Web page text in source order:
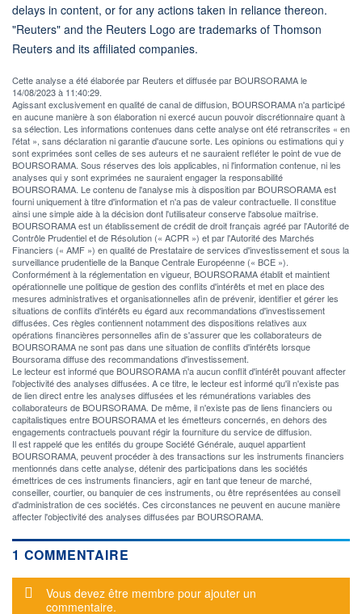
delays in content, or for any actions taken in reliance thereon.
"Reuters" and the Reuters Logo are trademarks of Thomson
Reuters and its affiliated companies.
Cette analyse a été élaborée par Reuters et diffusée par BOURSORAMA le
14/08/2023 à 11:40:29.
Agissant exclusivement en qualité de canal de diffusion, BOURSORAMA n'a participé
en aucune manière à son élaboration ni exercé aucun pouvoir discrétionnaire quant à
sa sélection. Les informations contenues dans cette analyse ont été retranscrites « en
l'état », sans déclaration ni garantie d'aucune sorte. Les opinions ou estimations qui y
sont exprimées sont celles de ses auteurs et ne sauraient refléter le point de vue de
BOURSORAMA. Sous réserves des lois applicables, ni l'information contenue, ni les
analyses qui y sont exprimées ne sauraient engager la responsabilité
BOURSORAMA. Le contenu de l'analyse mis à disposition par BOURSORAMA est
fourni uniquement à titre d'information et n'a pas de valeur contractuelle. Il constitue
ainsi une simple aide à la décision dont l'utilisateur conserve l'absolue maîtrise.
BOURSORAMA est un établissement de crédit de droit français agréé par l'Autorité de
Contrôle Prudentiel et de Résolution (« ACPR ») et par l'Autorité des Marchés
Financiers (« AMF ») en qualité de Prestataire de services d'investissement et sous la
surveillance prudentielle de la Banque Centrale Européenne (« BCE »).
Conformément à la réglementation en vigueur, BOURSORAMA établit et maintient
opérationnelle une politique de gestion des conflits d'intérêts et met en place des
mesures administratives et organisationnelles afin de prévenir, identifier et gérer les
situations de conflits d'intérêts eu égard aux recommandations d'investissement
diffusées. Ces règles contiennent notamment des dispositions relatives aux
opérations financières personnelles afin de s'assurer que les collaborateurs de
BOURSORAMA ne sont pas dans une situation de conflits d'intérêts lorsque
Boursorama diffuse des recommandations d'investissement.
Le lecteur est informé que BOURSORAMA n'a aucun conflit d'intérêt pouvant affecter
l'objectivité des analyses diffusées. A ce titre, le lecteur est informé qu'il n'existe pas
de lien direct entre les analyses diffusées et les rémunérations variables des
collaborateurs de BOURSORAMA. De même, il n'existe pas de liens financiers ou
capitalistiques entre BOURSORAMA et les émetteurs concernés, en dehors des
engagements contractuels pouvant régir la fourniture du service de diffusion.
Il est rappelé que les entités du groupe Société Générale, auquel appartient
BOURSORAMA, peuvent procéder à des transactions sur les instruments financiers
mentionnés dans cette analyse, détenir des participations dans les sociétés
émettrices de ces instruments financiers, agir en tant que teneur de marché,
conseiller, courtier, ou banquier de ces instruments, ou être représentées au conseil
d'administration de ces sociétés. Ces circonstances ne peuvent en aucune manière
affecter l'objectivité des analyses diffusées par BOURSORAMA.
1 COMMENTAIRE
Message d'alerte
Vous devez être membre pour ajouter un
commentaire.